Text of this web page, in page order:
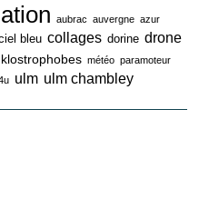
aubrac auvergne azur
bleu collages dorine drone
klostrophobes météo paramoteur
ulm ulm chambley